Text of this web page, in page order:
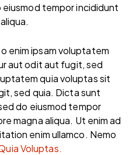
tempor incididunt
enim ipsam voluptatem
aut odit aut fugit, sed
quia voluptas sit
sed quia. Dicta sunt
do eiusmod tempor
magna aliqua. Ut enim ad
enim ullamco. Nemo
Voluptas.